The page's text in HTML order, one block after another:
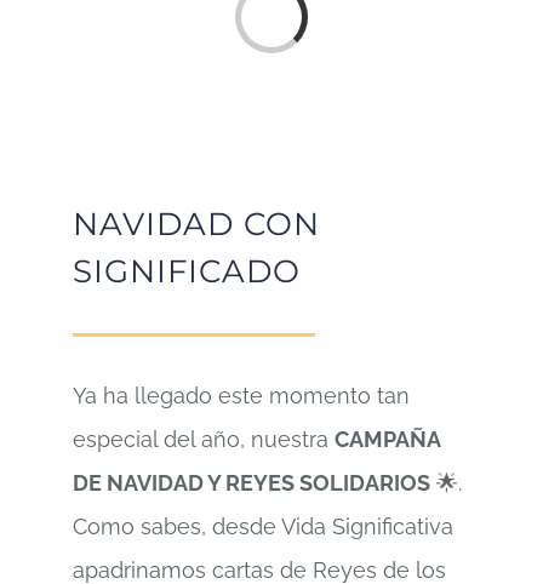
Cargando...
NAVIDAD CON
SIGNIFICADO
Ya ha llegado este momento tan
especial del año, nuestra CAMPAÑA
DE NAVIDAD Y REYES SOLIDARIOS 🌟.
Como sabes, desde Vida Significativa
apadrinamos cartas de Reyes de los